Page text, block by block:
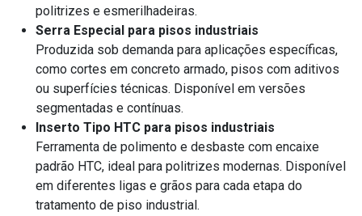
politrizes e esmerilhadeiras.
Serra Especial para pisos industriais
Produzida sob demanda para aplicações específicas,
como cortes em concreto armado, pisos com aditivos
ou superfícies técnicas. Disponível em versões
segmentadas e contínuas.
Inserto Tipo HTC para pisos industriais
Ferramenta de polimento e desbaste com encaixe
padrão HTC, ideal para politrizes modernas. Disponível
em diferentes ligas e grãos para cada etapa do
tratamento de piso industrial.